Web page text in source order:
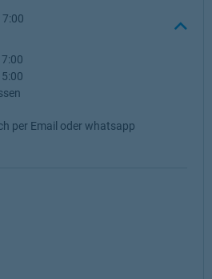
per Email oder whatsapp